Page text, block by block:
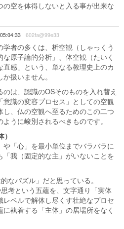
の空を体得しないと入る事が出来な
602fa@99e33
者の多くは、析空観（しゃっくう
原子論的分析」、体空観（たいく
直感」という、単なる教理史上のカ
扱いません。
のは、認識のOSそのものを入れ替え
意識の変容プロセス」としての空観
し、仏の空観へ至るためのこの二つ
うに峻別されるべきものです。
や「心」を最小単位までバラバラに
「我（固定的な主」がいないことを
的なパズル」だと思っている。
考という五蘊を、文字通り「実体
レベルで解体し尽くす壮絶なプロセ
執着する「主体」の居場所をなく